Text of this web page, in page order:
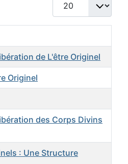
de L'être Originel
Originel
des Corps Divins
: Une Structure